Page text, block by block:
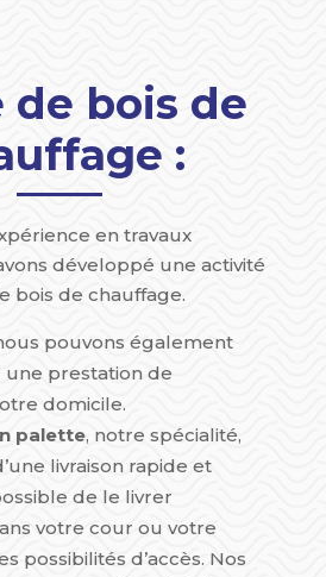
de bois de
:
en travaux
développé une activité
bois de chauffage.
pouvons également
prestation de
domicile.
palette, notre spécialité,
livraison rapide et
de le livrer
votre cour ou votre
possibilités d’accès. Nos